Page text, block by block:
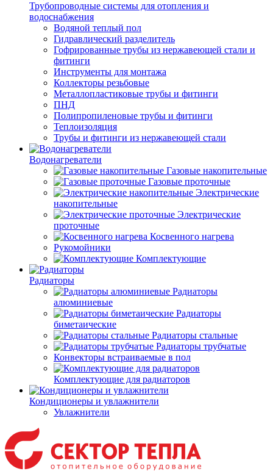
Трубопроводные системы для отопления и
водоснабжения
Водяной теплый пол
Гидравлический разделитель
Гофрированные трубы из нержавеющей стали и
фитинги
Инструменты для монтажа
Коллекторы резьбовые
Металлопластиковые трубы и фитинги
ПНД
Полипропиленовые трубы и фитинги
Теплоизоляция
Трубы и фитинги из нержавеющей стали
Водонагреватели
Газовые накопительные
Газовые проточные
Электрические
накопительные
Электрические
проточные
Косвенного нагрева
Рукомойники
Комплектующие
Радиаторы
Радиаторы
алюминиевые
Радиаторы
биметаические
Радиаторы стальные
Радиаторы трубчатые
Конвекторы встраиваемые в пол
Комплектующие для радиаторов
Кондиционеры и увлажнители
Увлажнители